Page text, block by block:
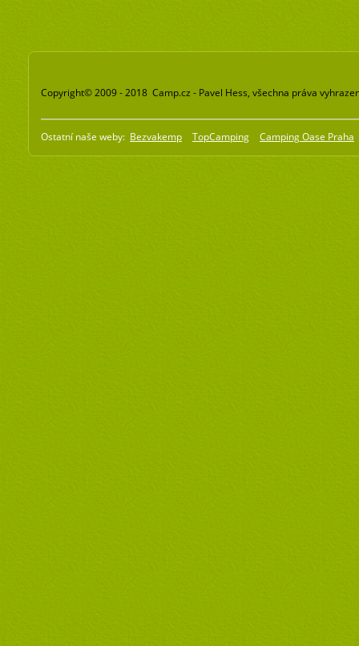
Copyright© 2009 - 2018 Camp.cz - Pavel Hess, všechna práva
Ostatní naše weby: Bezvakemp TopCamping Camping Oase Praha